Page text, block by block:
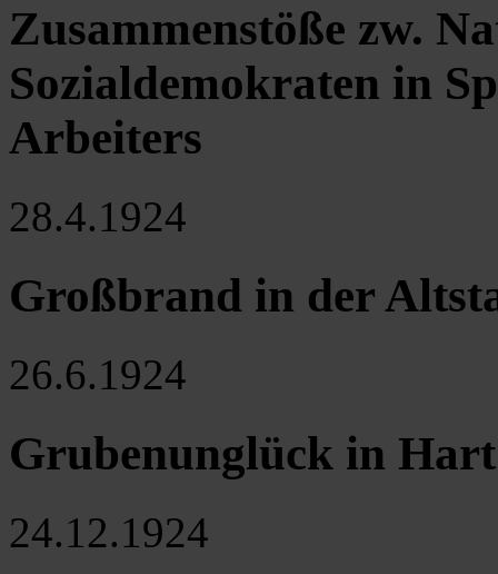
Zusammenstöße zw.
Sozialdemokraten in
Arbeiters
28.4.1924
Großbrand in der
26.6.1924
Grubenunglück in
24.12.1924